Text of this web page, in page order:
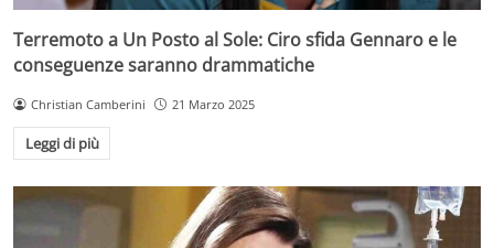
Terremoto a Un Posto al Sole: Ciro sfida Gennaro e le
conseguenze saranno drammatiche
Christian Camberini 21 Marzo 2025
Leggi di più